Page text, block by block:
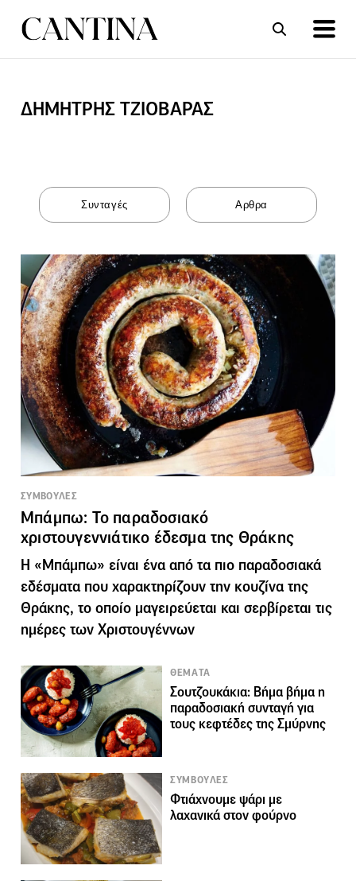
ΣΥΝΤΑΓΕΣ
ΔΗΜΗΤΡΗΣ ΤΖΙΟΒΑΡΑΣ
ΣΥΜΒΟΥΛΕΣ
Μπάμπω: Το παραδοσιακό
χριστουγεννιάτικο έδεσμα της Θράκης
Η «Μπάμπω» είναι ένα από τα πιο παραδοσιακά
εδέσματα που χαρακτηρίζουν την κουζίνα της
Θράκης, το οποίο μαγειρεύεται και σερβίρεται τις
ημέρες των Χριστουγέννων
ΘΕΜΑΤΑ
Σουτζουκάκια: Βήμα βήμα η
παραδοσιακή συνταγή για
τους κεφτέδες της Σμύρνης
ΣΥΜΒΟΥΛΕΣ
Φτιάχνουμε ψάρι με
λαχανικά στον φούρνο